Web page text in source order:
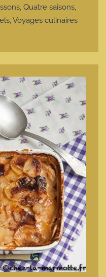
, Quatre saisons,
,Voyages culinaires